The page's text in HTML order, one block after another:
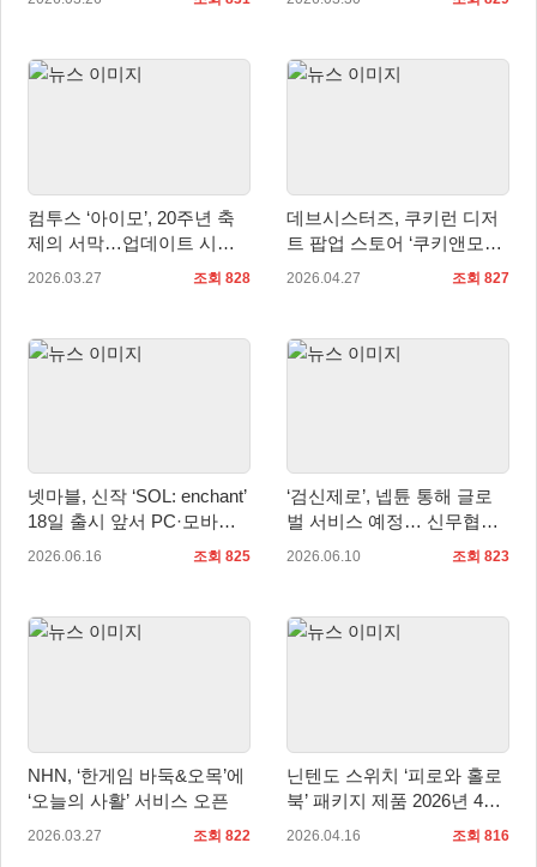
컴투스 ‘아이모’, 20주년 축
제의 서막…업데이트 시리
즈 1탄 공개
2026.03.27 조회 828
데브시스터즈, 쿠키런 디저
트 팝업 스토어 ‘쿠키앤모어’
내달 2일 잠실 롯데월드몰에
2026.04.27 조회 827
넷마블, 신작 ‘SOL: enchant’
18일 출시 앞서 PC·모바일
사전 다운로드 실시
2026.06.16 조회 825
‘검신제로’, 넵튠 통해 글로
벌 서비스 예정… 신무협
RPG 사전예약 진행
2026.06.10 조회 823
NHN, ‘한게임 바둑&오목’에
‘오늘의 사활’ 서비스 오픈
2026.03.27 조회 822
닌텐도 스위치 ‘피로와 홀로
북’ 패키지 제품 2026년 4월
16일 국내 정식 출시
2026.04.16 조회 816